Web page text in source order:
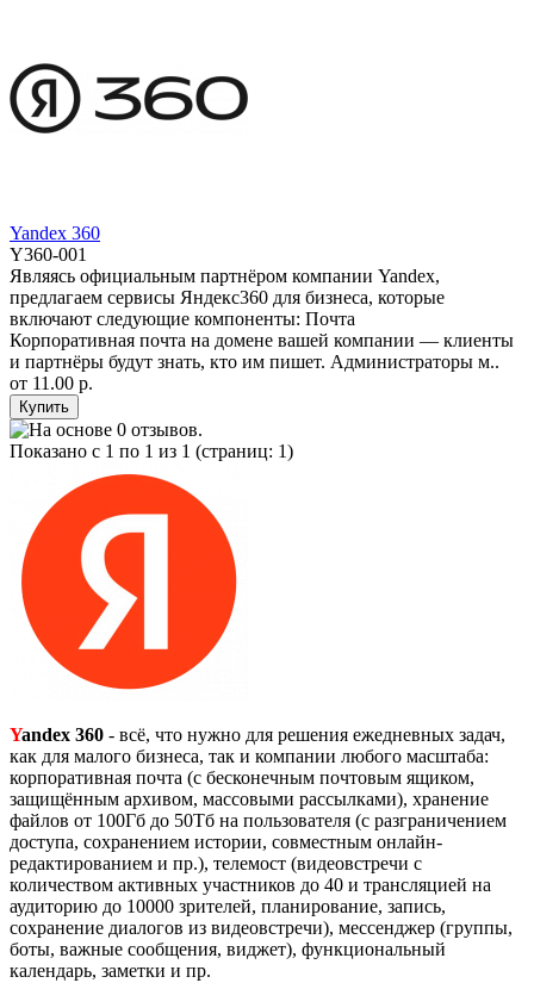
Yandex 360
Y360-001
Являясь официальным партнёром компании Yandex,
предлагаем сервисы Яндекс360 для бизнеса, которые
включают следующие компоненты: Почта
Корпоративная почта на домене вашей компании — клиенты
и партнёры будут знать, кто им пишет. Администраторы м..
от 11.00 р.
Показано с 1 по 1 из 1 (страниц: 1)
Yandex 360 - всё, что нужно для решения ежедневных задач,
как для малого бизнеса, так и компании любого масштаба:
корпоративная почта (с бесконечным почтовым ящиком,
защищённым архивом, массовыми рассылками), хранение
файлов от 100Гб до 50Тб на пользователя (с разграничением
доступа, сохранением истории, совместным онлайн-
редактированием и пр.), телемост (видеовстречи с
количеством активных участников до 40 и трансляцией на
аудиторию до 10000 зрителей, планирование, запись,
сохранение диалогов из видеовстречи), мессенджер (группы,
боты, важные сообщения, виджет), функциональный
календарь, заметки и пр.